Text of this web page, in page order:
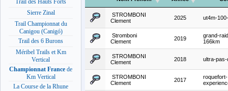
Trail des Hauts Forts
Sierre Zinal
Trail Championnat du
Canigou (Canigó)
Trail des 6 Burons
Méribel Trails et Km
Vertical
Championnat France de
Km Vertical
La Course de la Rhune
STROMBONI
Clement
2025 ut4m-
Stromboni
Clement
2019
grand-
166km
STROMBONI
Clement
2018 ultra-pas-
STROMBONI
Clement
2017
roquefort-